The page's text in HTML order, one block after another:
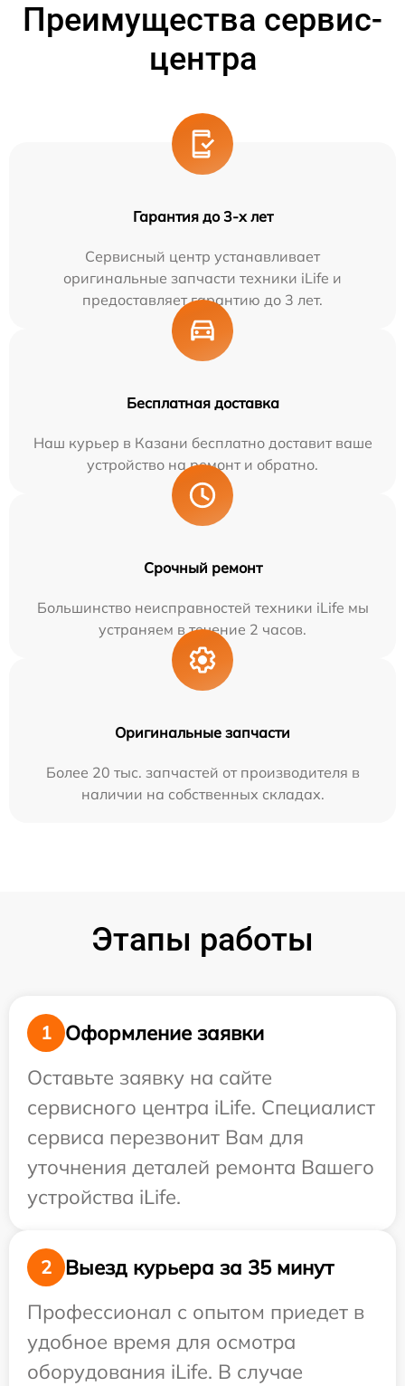
Преимущества сервис-
центра
Гарантия до 3-х лет
Сервисный центр устанавливает
оригинальные запчасти техники iLife и
предоставляет гарантию до 3 лет.
Бесплатная доставка
Наш курьер в Казани бесплатно доставит ваше
устройство на ремонт и обратно.
Срочный ремонт
Большинство неисправностей техники iLife мы
устраняем в течение 2 часов.
Оригинальные запчасти
Более 20 тыс. запчастей от производителя в
наличии на собственных складах.
Этапы работы
1
Оформление заявки
Оставьте заявку на сайте
сервисного центра iLife. Специалист
сервиса перезвонит Вам для
уточнения деталей ремонта Вашего
устройства iLife.
2
Выезд курьера за 35 минут
Профессионал с опытом приедет в
удобное время для осмотра
оборудования iLife. В случае